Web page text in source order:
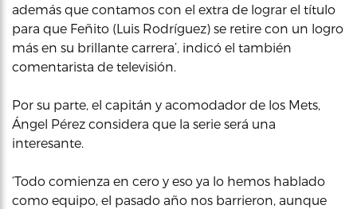
además que contamos con el extra de lograr el título
para que Feñito (Luis Rodríguez) se retire con un logro
más en su brillante carrera’, indicó el también
comentarista de televisión.
Por su parte, el capitán y acomodador de los Mets,
Ángel Pérez considera que la serie será una
interesante.
‘Todo comienza en cero y eso ya lo hemos hablado
como equipo, el pasado año nos barrieron, aunque